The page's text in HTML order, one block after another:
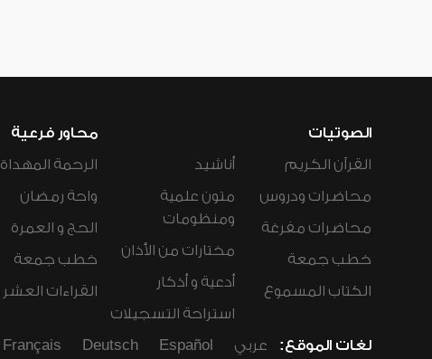
الصوتيات
القرآن الكريم
محاضرات ودروس
محاضرات مفرغة
خطب جمعة
الكتاب المسموع
أناشيد
متون علمية
ومنظومات
مختارات من الأذان
أدعية و أذكار
استراحة التسجيلات
محاور فرعية
الرحمة المهداة
واحة رمضان
الحج و العمرة
خطب جمعة
القراءات العشر
لغات الموقع: عربي Español
Deutsch
Français